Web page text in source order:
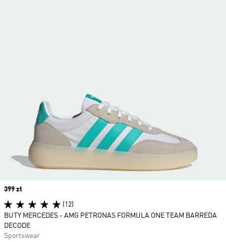
Price
399 zł
(12)
BUTY MERCEDES - AMG PETRONAS FORMULA ONE TEAM BARREDA
DECODE
Sportswear